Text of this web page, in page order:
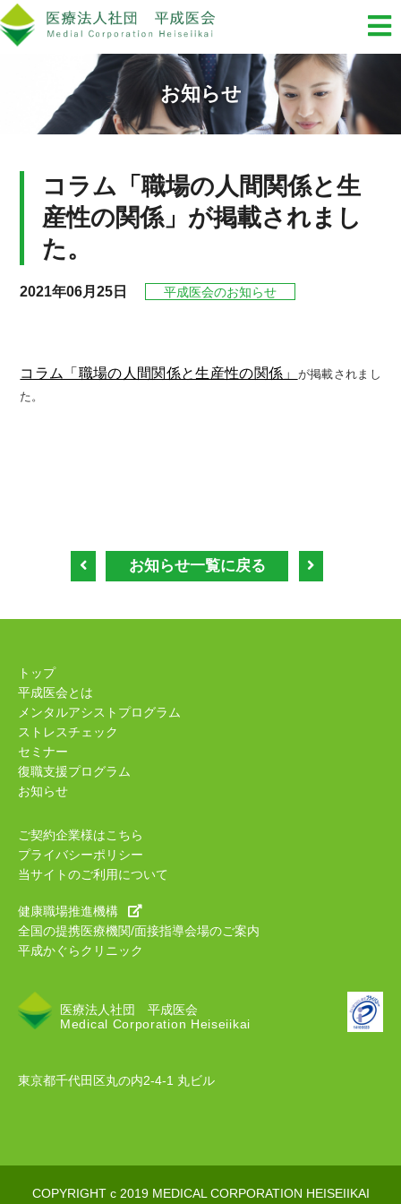
お知らせ
コラム「職場の人間関係と生
産性の関係」が掲載されまし
た。
2021年06月25日 平成医会のお知らせ
コラム「職場の人間関係と生産性の関係」 が掲載されまし
た。
お知らせ一覧に戻る
トップ
平成医会とは
メンタルアシストプログラム
ストレスチェック
セミナー
復職支援プログラム
お知らせ
ご契約企業様はこちら
プライバシーポリシー
当サイトのご利用について
健康職場推進機構
全国の提携医療機関/面接指導会場のご案内
平成かぐらクリニック
医療法人社団 平成医会
Medical Corporation Heiseiikai
東京都千代田区丸の内2-4-1 丸ビル
COPYRIGHT c 2019 MEDICAL CORPORATION HEISEIIKAI